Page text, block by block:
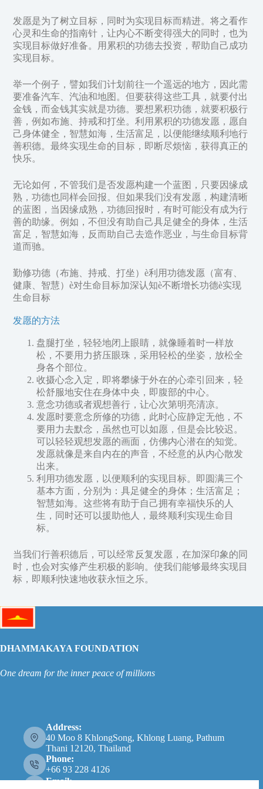
发愿是为了树立目标，同时为实现目标而精进。将之看作
心灵和生命的指南针，让内心不断变得强大的同时，也为
实现目标做好准备。用累积的功德去投资，帮助自己成功
实现目标。
举一个例子，譬如我们计划前往一个遥远的地方，因此需
要准备汽车、汽油和地图。但要获得这些工具，就要付出
金钱，而金钱其实就是功德。要想累积功德，就要积极行
善，例如布施、持戒和打坐。利用累积的功德发愿，愿自
己身体健全，智慧如海，生活富足，以便能继续顺利地行
善积德。最终实现生命的目标，即断尽烦恼，获得真正的
快乐。
无论如何，不管我们是否发愿构建一个蓝图，只要因缘成
熟，功德也同样会回报。但如果我们没有发愿，构建清晰
的蓝图，当因缘成熟，功德回报时，有时可能没有成为行
善的助缘。例如，不但没有助自己具足健全的身体，生活
富足，智慧如海，反而助自己去造作恶业，与生命目标背
道而驰。
勤修功德（布施、持戒、打坐）è利用功德发愿（富有、
健康、智慧）è对生命目标加深认知è不断增长功德è实现
生命目标
发愿的方法
盘腿打坐，轻轻地闭上眼睛，就像睡着时一样放
松，不要用力挤压眼珠，采用轻松的坐姿，放松全
身各个部位。
收摄心念入定，即将攀缘于外在的心牵引回来，轻
松舒服地安住在身体中央，即腹部的中心。
意念功德或者观想善行，让心次第明亮清凉。
发愿时要意念所修的功德，此时心应静定无他，不
要用力去默念，虽然也可以如愿，但是会比较迟。
可以轻轻观想发愿的画面，仿佛内心潜在的知觉。
发愿就像是来自内在的声音，不经意的从内心散发
出来。
利用功德发愿，以便顺利的实现目标。即圆满三个
基本方面，分别为：具足健全的身体；生活富足；
智慧如海。这些将有助于自己拥有幸福快乐的人
生，同时还可以援助他人，最终顺利实现生命目
标。
当我们行善积德后，可以经常反复发愿，在加深印象的同
时，也会对实修产生积极的影响。使我们能够最终实现目
标，即顺利快速地收获永恒之乐。
DHAMMAKAYA FOUNDATION
One dream for the inner peace of millions
Address:
40 Moo 8 KhlongSong, Khlong Luang, Pathum
Thani 12120, Thailand
Phone:
+66 93 228 4126
Email: